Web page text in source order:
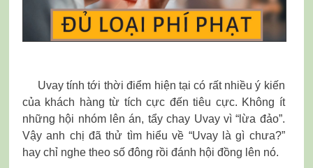
Uvay tính tới thời điểm hiện tại có rất nhiều ý kiến
của khách hàng từ tích cực đến tiêu cực. Không ít
những hội nhóm lên án, tẩy chay Uvay vì “lừa đảo”.
Vậy anh chị đã thử tìm hiểu về “Uvay là gì chưa?”
hay chỉ nghe theo số đông rồi đánh hội đồng lên nó.